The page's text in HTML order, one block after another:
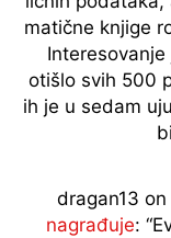
matične knjige
otišlo svih 500
ih je u sedam
dragan13 on
nagrađuje: “